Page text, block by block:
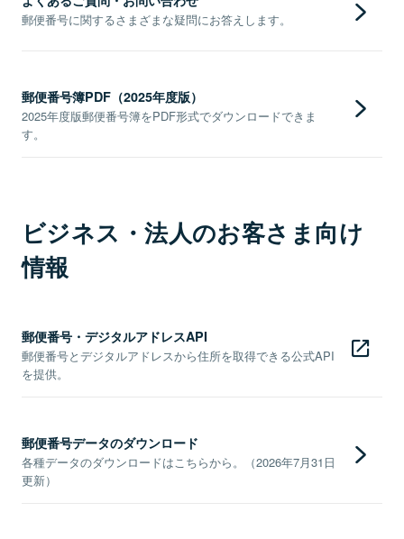
郵便番号に関するさまざまな疑問にお答えします。
郵便番号簿PDF（2025年度版）
2025年度版郵便番号簿をPDF形式でダウンロードできま
す。
ビジネス・法人のお客さま向け
情報
郵便番号・デジタルアドレスAPI
郵便番号とデジタルアドレスから住所を取得できる公式API
を提供。
郵便番号データのダウンロード
各種データのダウンロードはこちらから。（2026年7月31日
更新）